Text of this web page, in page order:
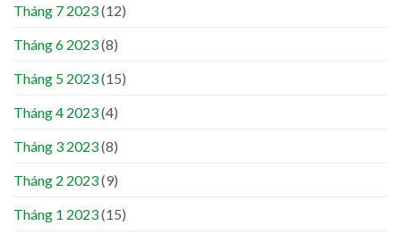
Tháng 7 2023(12)
Tháng 6 2023(8)
Tháng 5 2023(15)
Tháng 4 2023(4)
Tháng 3 2023(8)
Tháng 2 2023(9)
Tháng 1 2023(15)